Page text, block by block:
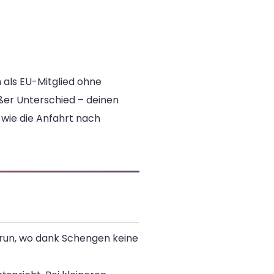
EU-Mitglied ohne
Unterschied – deinen
die Anfahrt nach
wo dank Schengen keine